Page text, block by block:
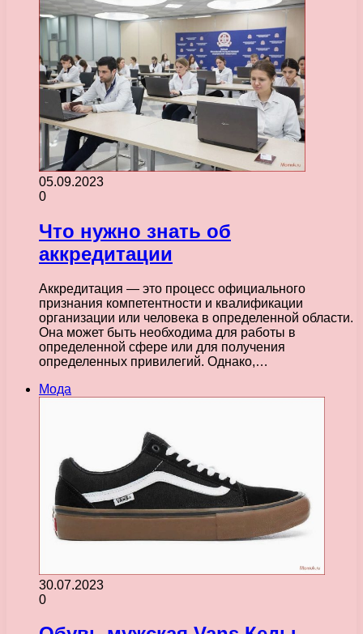
05.09.2023
0
Что нужно знать об
аккредитации
Аккредитация — это процесс официального
признания компетентности и квалификации
организации или человека в определенной области.
Она может быть необходима для работы в
определенной сфере или для получения
определенных привилегий. Однако,…
Мода
30.07.2023
0